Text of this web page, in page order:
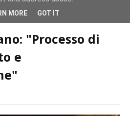
Comizio Italiano: "Processo di
"Processo di
e
MORE GOT IT